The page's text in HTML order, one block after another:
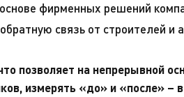
фирменных решений
связь от строителей и
позволяет на непрерывной
измерять «до» и «после» –